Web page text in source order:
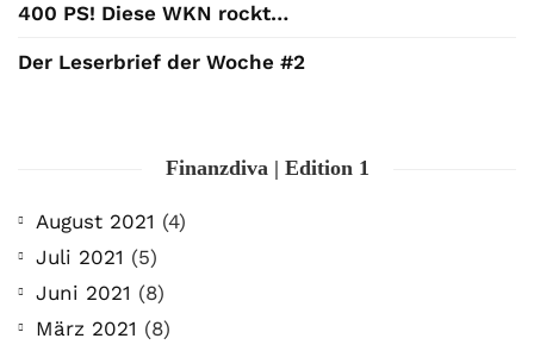
400 PS! Diese WKN rockt…
Der Leserbrief der Woche #2
Finanzdiva | Edition 1
August 2021 (4)
Juli 2021 (5)
Juni 2021 (8)
März 2021 (8)